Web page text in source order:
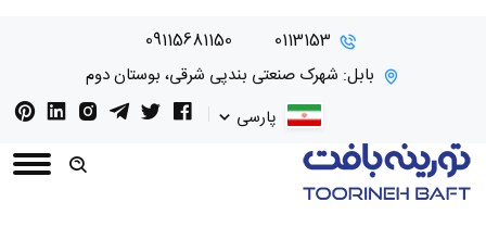
0113153
09115681150
بابل: شهرک صنعتی بندپی شرقی، بوستان دوم
پارسی